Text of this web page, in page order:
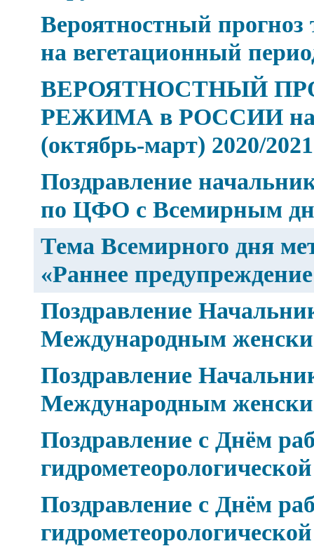
Вероятностный
на вегетационный
ВЕРОЯТНОСТНЫЙ
РЕЖИМА в РОССИИ на
(октябрь-март) 2020/2021
Поздравление
по ЦФО с Всемирным
Тема Всемирного дня
«Раннее
Поздравление
Международным
Поздравление
Международным
Поздравление с Днём
Поздравление с Днём